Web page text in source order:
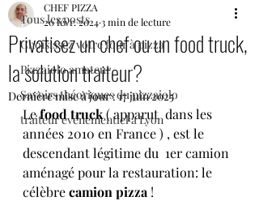
Tous les posts
Choisissez votre four à pizza
Pizzaiolo amateur
Savoirs théoriques du pizzaiolo
traiteur événementiel à Lyon
Privatisez un chef ou un food truck,
la solution traiteur?
CHEF PIZZA
20 févr. 20243 min de lecture
Dernière mise à jour :17 juin 2025
Le food truck ( apparut  dans les
années 2010 en France ) , est le
descendant légitime du  1er camion
aménagé pour la restauration: le
célèbre camion pizza !